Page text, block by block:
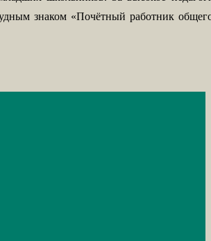
знаком «Почётный работник